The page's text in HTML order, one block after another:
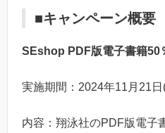
■キャンペーン概要
SEshop PDF版電子書籍50
実施期間：2024年11月21
内容：翔泳社のPDF版電子